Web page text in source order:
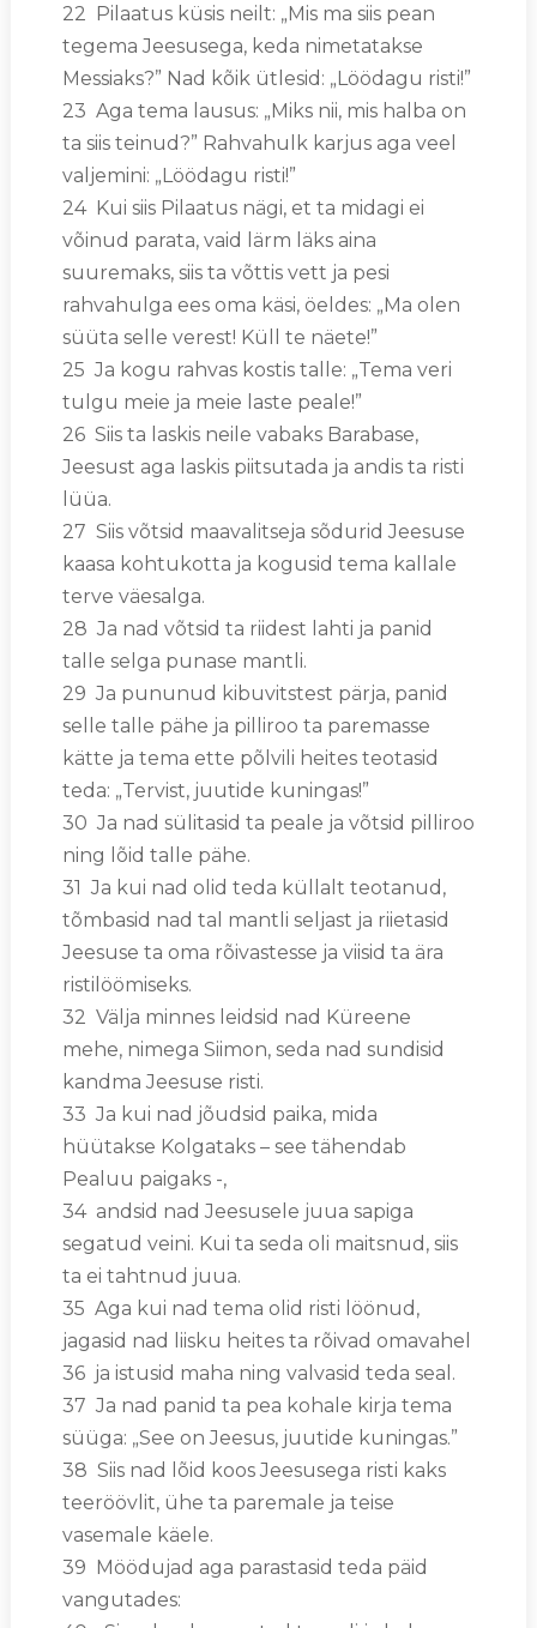
22 Pilaatus küsis neilt: „Mis ma siis pean
tegema Jeesusega, keda nimetatakse
Messiaks?” Nad kõik ütlesid: „Löödagu risti!”
23 Aga tema lausus: „Miks nii, mis halba on
ta siis teinud?” Rahvahulk karjus aga veel
valjemini: „Löödagu risti!”
24 Kui siis Pilaatus nägi, et ta midagi ei
võinud parata, vaid lärm läks aina
suuremaks, siis ta võttis vett ja pesi
rahvahulga ees oma käsi, öeldes: „Ma olen
süüta selle verest! Küll te näete!”
25 Ja kogu rahvas kostis talle: „Tema veri
tulgu meie ja meie laste peale!”
26 Siis ta laskis neile vabaks Barabase,
Jeesust aga laskis piitsutada ja andis ta risti
lüüa.
27 Siis võtsid maavalitseja sõdurid Jeesuse
kaasa kohtukotta ja kogusid tema kallale
terve väesalga.
28 Ja nad võtsid ta riidest lahti ja panid
talle selga punase mantli.
29 Ja pununud kibuvitstest pärja, panid
selle talle pähe ja pilliroo ta paremasse
kätte ja tema ette põlvili heites teotasid
teda: „Tervist, juutide kuningas!”
30 Ja nad sülitasid ta peale ja võtsid pilliroo
ning lõid talle pähe.
31 Ja kui nad olid teda küllalt teotanud,
tõmbasid nad tal mantli seljast ja riietasid
Jeesuse ta oma rõivastesse ja viisid ta ära
ristilöömiseks.
32 Välja minnes leidsid nad Küreene
mehe, nimega Siimon, seda nad sundisid
kandma Jeesuse risti.
33 Ja kui nad jõudsid paika, mida
hüütakse Kolgataks – see tähendab
Pealuu paigaks -,
34 andsid nad Jeesusele juua sapiga
segatud veini. Kui ta seda oli maitsnud, siis
ta ei tahtnud juua.
35 Aga kui nad tema olid risti löönud,
jagasid nad liisku heites ta rõivad omavahel
36 ja istusid maha ning valvasid teda seal.
37 Ja nad panid ta pea kohale kirja tema
süüga: „See on Jeesus, juutide kuningas.”
38 Siis nad lõid koos Jeesusega risti kaks
teeröövlit, ühe ta paremale ja teise
vasemale käele.
39 Möödujad aga parastasid teda päid
vangutades: